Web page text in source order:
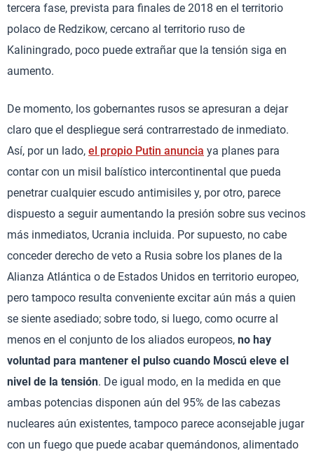
tercera fase, prevista para finales de 2018 en el territorio
polaco de Redzikow, cercano al territorio ruso de
Kaliningrado, poco puede extrañar que la tensión siga en
aumento.
De momento, los gobernantes rusos se apresuran a dejar
claro que el despliegue será contrarrestado de inmediato.
Así, por un lado, el propio Putin anuncia ya planes para
contar con un misil balístico intercontinental que pueda
penetrar cualquier escudo antimisiles y, por otro, parece
dispuesto a seguir aumentando la presión sobre sus vecinos
más inmediatos, Ucrania incluida. Por supuesto, no cabe
conceder derecho de veto a Rusia sobre los planes de la
Alianza Atlántica o de Estados Unidos en territorio europeo,
pero tampoco resulta conveniente excitar aún más a quien
se siente asediado; sobre todo, si luego, como ocurre al
menos en el conjunto de los aliados europeos, no hay
voluntad para mantener el pulso cuando Moscú eleve el
nivel de la tensión. De igual modo, en la medida en que
ambas potencias disponen aún del 95% de las cabezas
nucleares aún existentes, tampoco parece aconsejable jugar
con un fuego que puede acabar quemándonos, alimentado